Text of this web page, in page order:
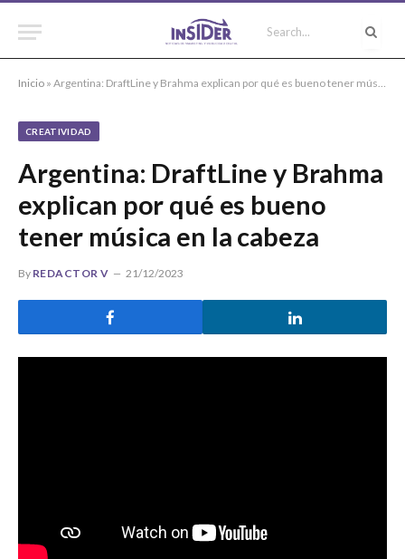
Inicio » Argentina: DraftLine y Brahma explican por qué es bueno tener música en la cabeza
CREATIVIDAD
Argentina: DraftLine y Brahma
explican por qué es bueno
tener música en la cabeza
By REDACTOR V 21/12/2023